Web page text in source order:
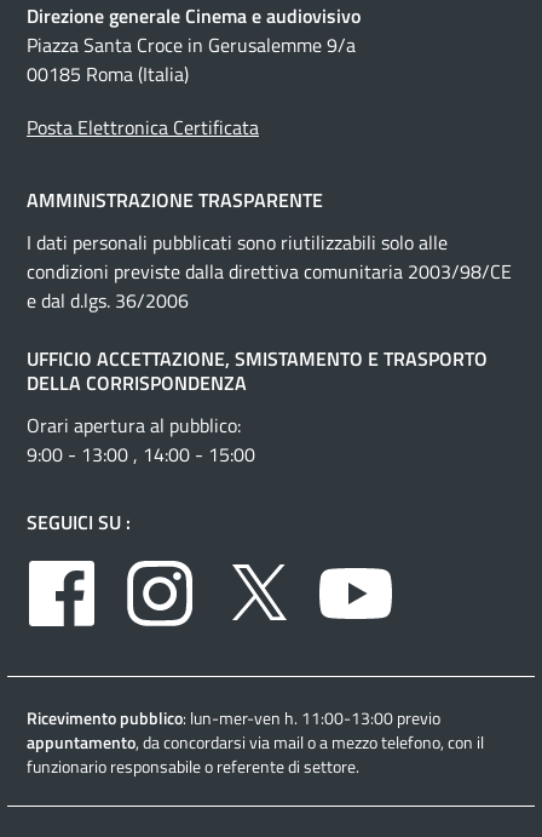
Direzione generale Cinema e audiovisivo
Piazza Santa Croce in Gerusalemme 9/a
00185 Roma (Italia)
Posta Elettronica Certificata
AMMINISTRAZIONE TRASPARENTE
I dati personali pubblicati sono riutilizzabili solo alle
condizioni previste dalla direttiva comunitaria 2003/98/CE
e dal d.lgs. 36/2006
UFFICIO ACCETTAZIONE, SMISTAMENTO E TRASPORTO
DELLA CORRISPONDENZA
Orari apertura al pubblico:
9:00 - 13:00 , 14:00 - 15:00
SEGUICI SU :
Facebook
Instagram Twitter
Ricevimento pubblico: lun-mer-ven h. 11:00-13:00 previo
appuntamento, da concordarsi via mail o a mezzo telefono, con il
funzionario responsabile o referente di settore.